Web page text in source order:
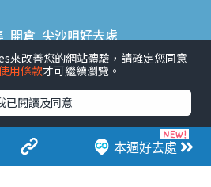
本週好去處
開倉 尖沙咀好去處
荃灣好去處 旺角好去處 社會
推介 #美食社群熱話
應用程式
#限時搶
商戶中心 #著數 #網絡熱話
來改善您的網站體驗，請確定您同意
用條款才可繼續瀏覽。
已閱讀及同意